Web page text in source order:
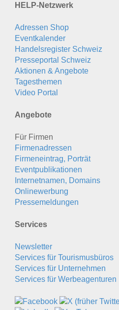
HELP-Netzwerk
Adressen Shop
Eventkalender
Handelsregister Schweiz
Presseportal Schweiz
Aktionen & Angebote
Tagesthemen
Video Portal
Angebote
Für Firmen
Firmenadressen
Firmeneintrag, Porträt
Eventpublikationen
Internetnamen, Domains
Onlinewerbung
Pressemeldungen
Services
Newsletter
Services für Tourismusbüros
Services für Unternehmen
Services für Werbeagenturen